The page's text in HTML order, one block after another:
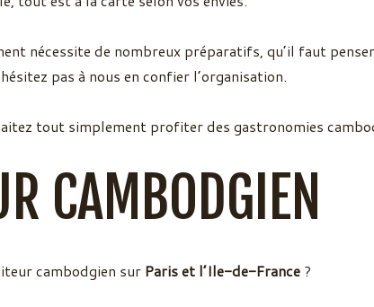
nécessite de nombreux préparatifs, qu’il faut
pas à nous en confier l’organisation.
tout simplement profiter des gastronomies
CAMBODGIEN
cambodgien sur Paris et l’Ile-de-France ?